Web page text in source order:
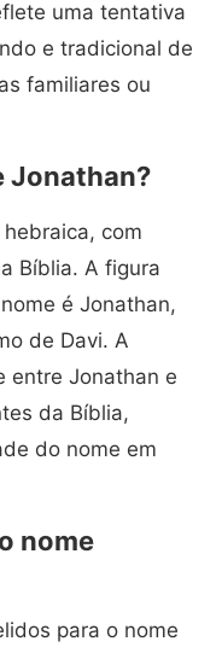
uma tentativa
e tradicional de
familiares ou
Jonathan?
com
Bíblia. A figura
é Jonathan,
de Davi. A
entre Jonathan e
da Bíblia,
do nome em
nome
para o nome